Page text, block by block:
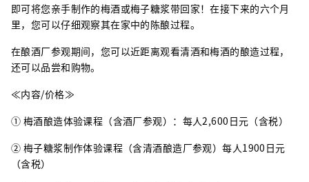
即可将您亲手制作的梅酒或梅子糖浆带回家！在接下来的六个月
里，您可以仔细观察其在家中的陈酿过程。
在酿酒厂参观期间，您可以近距离观看清酒和梅酒的酿造过程，
还可以品尝和购物。
≪内容/价格≫
① 梅酒酿造体验课程（含酒厂参观）：每人2,600日元（含税）
② 梅子糖浆制作体验课程（含清酒酿造厂参观）每人1900日元
（含税）